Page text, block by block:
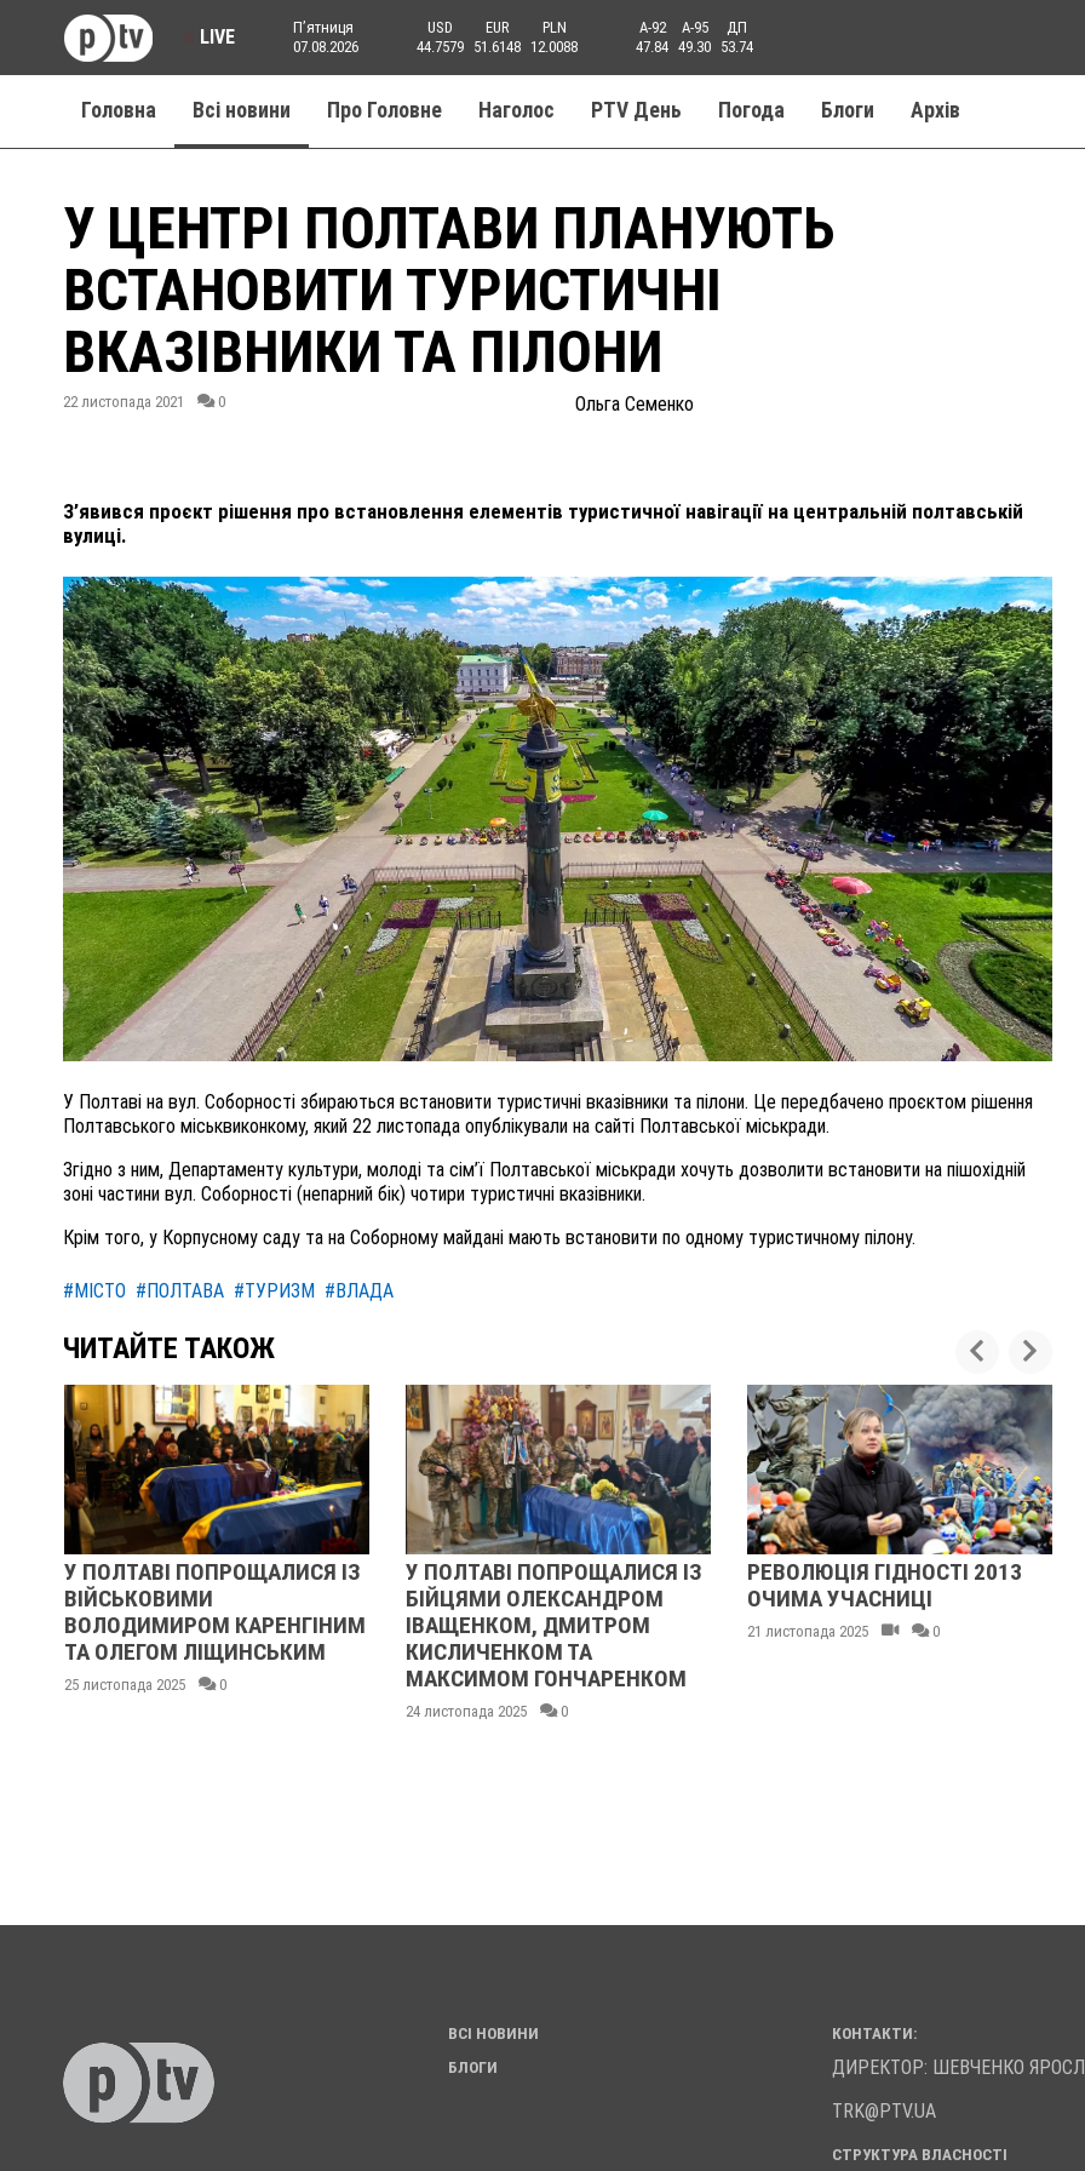
LIVE
Пʼятниця
07.08.2026
USD
44.7579
EUR
51.6148
PLN
12.0088
A-92
47.84
A-95
49.30
ДП
53.74
Головна Всі новини Про Головне Наголос PTV День Погода Блоги Aрхів
У ЦЕНТРІ ПОЛТАВИ ПЛАНУЮТЬ
ВСТАНОВИТИ ТУРИСТИЧНІ
ВКАЗІВНИКИ ТА ПІЛОНИ
22 листопада 2021 0 Ольга Семенко
З’явився проєкт рішення про встановлення елементів туристичної навігації на центральній полтавській
вулиці.
У Полтаві на вул. Соборності збираються встановити туристичні вказівники та пілони. Це передбачено проєктом рішення
Полтавського міськвиконкому, який 22 листопада опублікували на сайті Полтавської міськради.
Згідно з ним, Департаменту культури, молоді та сім’ї Полтавської міськради хочуть дозволити встановити на пішохідній
зоні частини вул. Соборності (непарний бік) чотири туристичні вказівники.
Крім того, у Корпусному саду та на Соборному майдані мають встановити по одному туристичному пілону.
#МІСТО #ПОЛТАВА #ТУРИЗМ #ВЛАДА
ЧИТАЙТЕ ТАКОЖ
У ПОЛТАВІ ПОПРОЩАЛИСЯ ІЗ
ВІЙСЬКОВИМИ
ВОЛОДИМИРОМ КАРЕНГІНИМ
ТА ОЛЕГОМ ЛІЩИНСЬКИМ
25 листопада 2025 0
У ПОЛТАВІ ПОПРОЩАЛИСЯ ІЗ
БІЙЦЯМИ ОЛЕКСАНДРОМ
ІВАЩЕНКОМ, ДМИТРОМ
КИСЛИЧЕНКОМ ТА
МАКСИМОМ ГОНЧАРЕНКОМ
24 листопада 2025 0
РЕВОЛЮЦІЯ ГІДНОСТІ 2013
ОЧИМА УЧАСНИЦІ
21 листопада 2025 0
ПОЛІЦІЯ ПОЛТАВЩИНИ РОЗШУКУЄ 62-РІЧНУ
ЛЮДМИЛУ ТИМЧЕНКО
26 листопада 2025 0
ВНАСЛІДОК ПОРАНЕНЬ, ОТРИМАНИХ НА ВІЙНІ,
ПОМЕР ВОЇН ЮРІЙ ВОЙТИК
25 листопада 2025 0
ВСІ НОВИНИ
БЛОГИ
КОНТАКТИ:
ДИРЕКТОР: ШЕВЧЕНКО
TRK@PTV.UA
СТРУКТУРА ВЛАСНОСТІ